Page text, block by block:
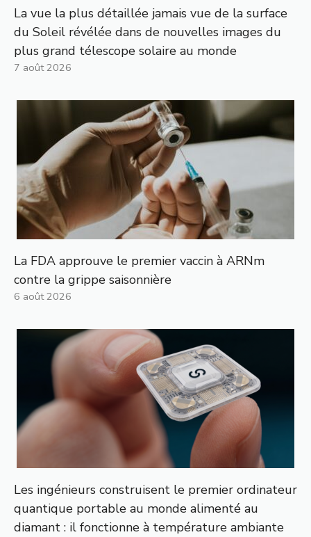
La vue la plus détaillée jamais vue de la surface
du Soleil révélée dans de nouvelles images du
plus grand télescope solaire au monde
7 août 2026
La FDA approuve le premier vaccin à ARNm
contre la grippe saisonnière
6 août 2026
Les ingénieurs construisent le premier ordinateur
quantique portable au monde alimenté au
diamant : il fonctionne à température ambiante